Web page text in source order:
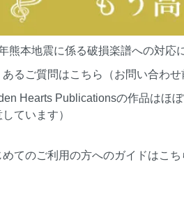
熊本地震に係る破損楽譜への対応
るご質問はこちら（お問い合わせ
Hearts Publicationsの作品はほ
ています）
てのご利用の方へのガイドはこち